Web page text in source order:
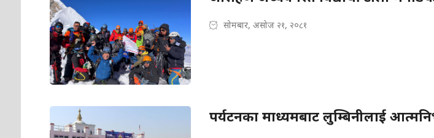
सोमबार, असोज २१, २०८१
पर्यटनका माध्यमबाट लुम्बिनीलाई